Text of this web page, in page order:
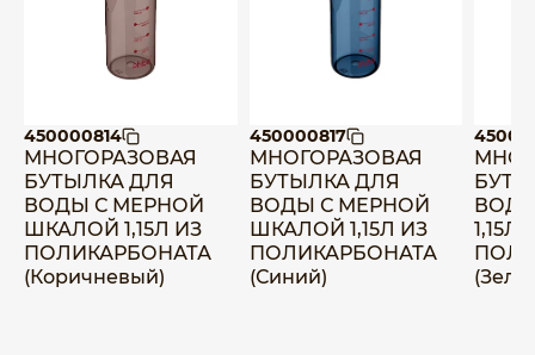
450000814
МНОГОРАЗОВАЯ
БУТЫЛКА ДЛЯ
ВОДЫ С МЕРНОЙ
ШКАЛОЙ 1,15Л ИЗ
ПОЛИКАРБОНАТА
(Коричневый)
450000817
МНОГОРАЗОВАЯ
БУТЫЛКА ДЛЯ
ВОДЫ С МЕРНОЙ
ШКАЛОЙ 1,15Л ИЗ
ПОЛИКАРБОНАТА
(Синий)
1,15Л